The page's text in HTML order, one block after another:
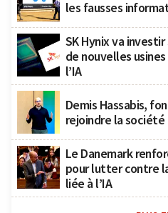
les fausses
SK Hynix va
de nouvelles
l’IA
Demis Hassabis,
rejoindre la
Le Danemark
pour lutter contre
liée à l’IA